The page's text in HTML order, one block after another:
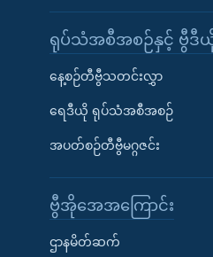
ရုပ်သံအစီအစဉ်နှင့် ဗွီဒီယို
နေ့စဉ်တီဗွီသတင်းလွှာ
ရေဒီယို ရုပ်သံအစီအစဉ်
အပတ်စဉ်တီဗွီမဂ္ဂဇင်း
ဗွီအိုအေအကြောင်း
ဌာနမိတ်ဆက်